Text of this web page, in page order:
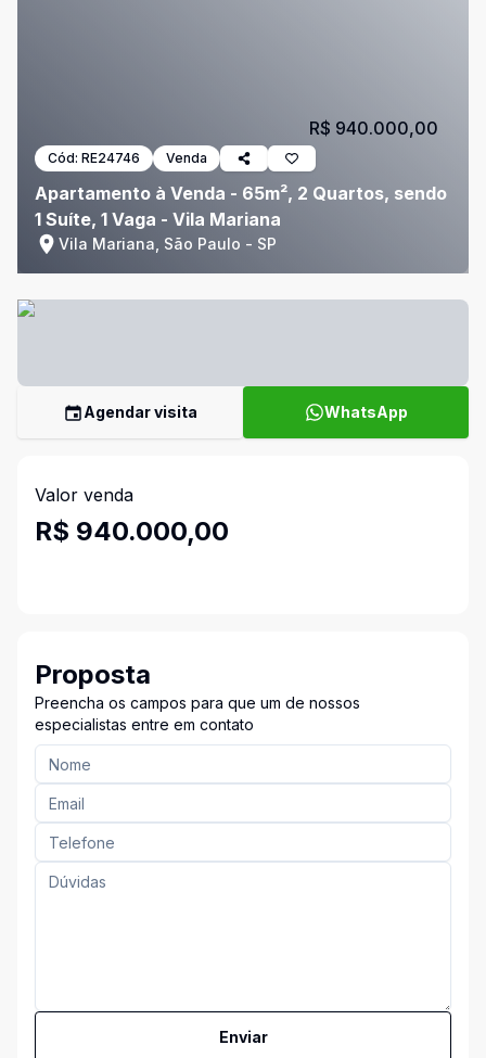
Cód: RE24746 Venda
Apartamento à Venda - 65m², 2 Quartos, sendo
1 Suíte, 1 Vaga - Vila Mariana
Vila Mariana, São Paulo - SP
R$ 940.000,00
Agendar visita WhatsApp
Valor venda
R$ 940.000,00
Proposta
Preencha os campos para que um de nossos
especialistas entre em contato
Enviar